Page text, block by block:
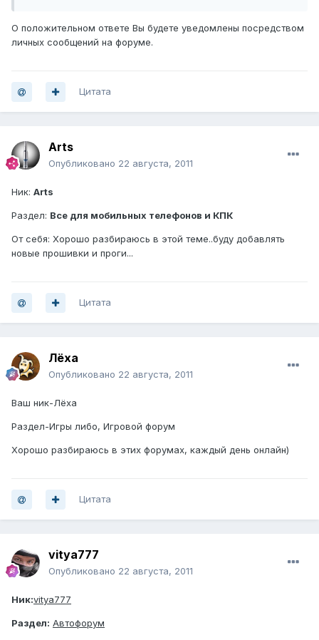
О положительном ответе Вы будете уведомлены посредством
личных сообщений на форуме.
Цитата
Arts
Опубликовано 22 августа, 2011
Ник: Arts
Раздел: Все для мобильных телефонов и КПК
От себя: Хорошо разбираюсь в этой теме..буду добавлять
новые прошивки и проги...
Цитата
Лёха
Опубликовано 22 августа, 2011
Ваш ник-Лёха
Раздел-Игры либо, Игровой форум
Хорошо разбираюсь в этих форумах, каждый день онлайн)
Цитата
vitya777
Опубликовано 22 августа, 2011
Ник:vitya777
Раздел: Автофорум